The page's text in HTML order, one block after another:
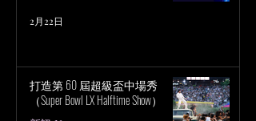
2月22日
打造第 60 屆超級盃中場秀
（Super Bowl LX Halftime Show）